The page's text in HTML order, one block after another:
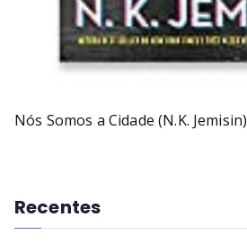
Nós Somos a Cidade (N.K. Jemisin)
Recentes